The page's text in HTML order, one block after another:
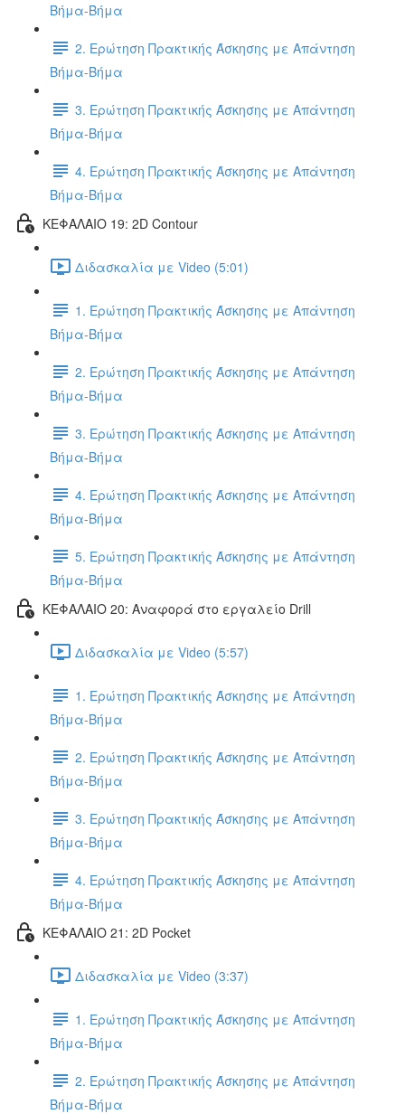
Βήμα-Βήμα
2. Ερώτηση Πρακτικής Άσκησης με Απάντηση
Βήμα-Βήμα
3. Ερώτηση Πρακτικής Άσκησης με Απάντηση
Βήμα-Βήμα
4. Ερώτηση Πρακτικής Άσκησης με Απάντηση
Βήμα-Βήμα
ΚΕΦΑΛΑΙΟ 19: 2D Contour
Διδασκαλία με Video (5:01)
1. Ερώτηση Πρακτικής Άσκησης με Απάντηση
Βήμα-Βήμα
2. Ερώτηση Πρακτικής Άσκησης με Απάντηση
Βήμα-Βήμα
3. Ερώτηση Πρακτικής Άσκησης με Απάντηση
Βήμα-Βήμα
4. Ερώτηση Πρακτικής Άσκησης με Απάντηση
Βήμα-Βήμα
5. Ερώτηση Πρακτικής Άσκησης με Απάντηση
Βήμα-Βήμα
ΚΕΦΑΛΑΙΟ 20: Αναφορά στο εργαλείο Drill
Διδασκαλία με Video (5:57)
1. Ερώτηση Πρακτικής Άσκησης με Απάντηση
Βήμα-Βήμα
2. Ερώτηση Πρακτικής Άσκησης με Απάντηση
Βήμα-Βήμα
3. Ερώτηση Πρακτικής Άσκησης με Απάντηση
Βήμα-Βήμα
4. Ερώτηση Πρακτικής Άσκησης με Απάντηση
Βήμα-Βήμα
ΚΕΦΑΛΑΙΟ 21: 2D Pocket
Διδασκαλία με Video (3:37)
1. Ερώτηση Πρακτικής Άσκησης με Απάντηση
Βήμα-Βήμα
2. Ερώτηση Πρακτικής Άσκησης με Απάντηση
Βήμα-Βήμα